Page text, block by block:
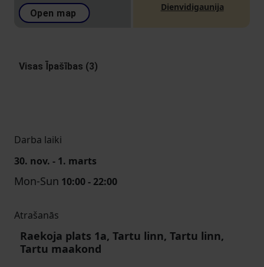
Open map
Dienvidigaunija
Visas Īpašības (3)
Darba laiki
30. nov. - 1. marts
Mon-Sun 10:00 - 22:00
Atrašanās
Raekoja plats 1a, Tartu linn, Tartu linn,
Tartu maakond